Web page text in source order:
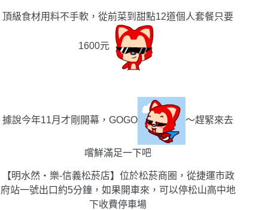
頂級食材用料不手軟，從前菜到甜點12道個人套餐只要
1600元
據說今年11月才剛開幕，GOGO 〜趕緊來去
嚐鮮滿足一下吧
【明水然・樂-信義松菸店】位於松菸商圈，從捷運市政
府站一號出口約5分鐘，如果開車來，可以停松山高中地
下收費停車場